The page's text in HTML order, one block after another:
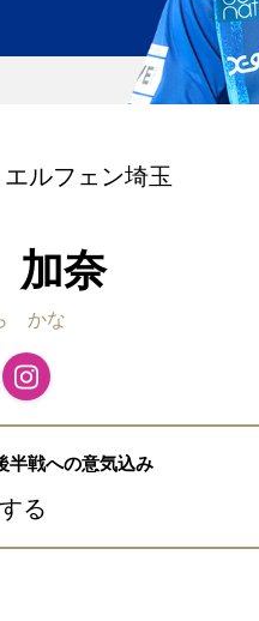
ルフェン埼玉
奈
かな
戦への意気込み
る